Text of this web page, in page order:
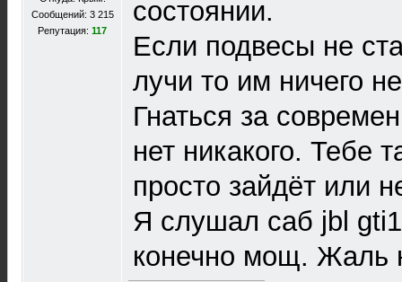
Сообщений: 3 215
Репутация: 117
состоянии.
Если подвесы не
лучи то им ничего
Гнаться за
нет никакого. Тебе
просто зайдёт или
Я слушал саб jbl
конечно мощ. Жаль